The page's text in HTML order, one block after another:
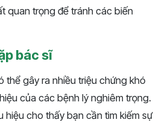
quan trọng để tránh các biến
bác sĩ
thể gây ra nhiều triệu chứng khó
của các bệnh lý nghiêm trọng.
hiệu cho thấy bạn cần tìm kiếm sự